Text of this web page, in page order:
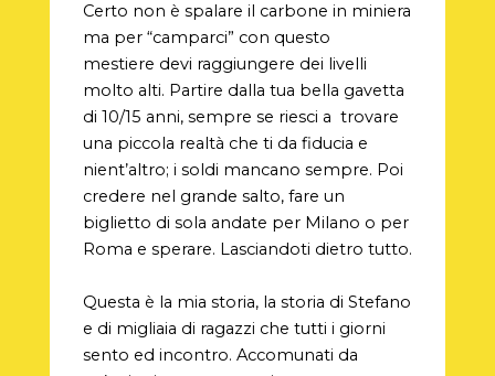
Certo non è spalare il carbone in miniera
ma per “camparci” con questo
mestiere devi raggiungere dei livelli
molto alti. Partire dalla tua bella gavetta
di 10/15 anni, sempre se riesci a trovare
una piccola realtà che ti da fiducia e
nient’altro; i soldi mancano sempre. Poi
credere nel grande salto, fare un
biglietto di sola andate per Milano o per
Roma e sperare. Lasciandoti dietro tutto.
Questa è la mia storia, la storia di Stefano
e di migliaia di ragazzi che tutti i giorni
sento ed incontro. Accomunati da